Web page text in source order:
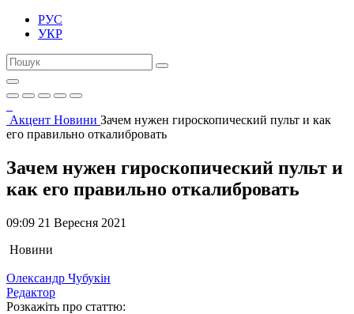
РУС
УКР
Акцент Новини Зачем нужен гироскопический пульт и как
его правильно откалибровать
Зачем нужен гироскопический пульт и
как его правильно откалибровать
09:09 21 Вересня 2021
Новини
Олександр Чубукін
Редактор
Розкажіть про статтю: